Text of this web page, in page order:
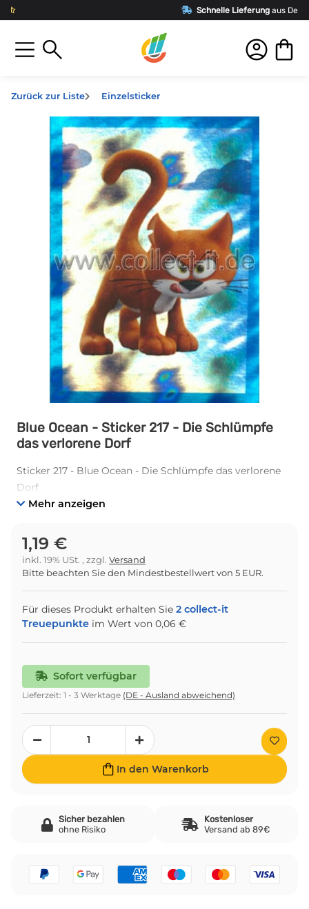
Schnelle Lieferungaus Deutschland
Zurück zur Liste Einzelsticker
Blue Ocean - Sticker 217 - Die Schlümpfe
das verlorene Dorf
Sticker 217 - Blue Ocean - Die Schlümpfe das verlorene
Dorf
Mehr anzeigen
1,19 €
inkl. 19% USt. , zzgl. Versand
Bitte beachten Sie den Mindestbestellwert von 5 EUR.
Für dieses Produkt erhalten Sie 2 collect-it
Treuepunkte im Wert von 0,06 €
Sofort verfügbar
Lieferzeit: 1 - 3 Werktage (DE - Ausland abweichend)
In den Warenkorb
Sicher bezahlen
ohne Risiko
Kostenloser
Versand ab 89€